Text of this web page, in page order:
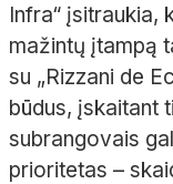
Infra“ įsitraukia,
mažintų įtampą
su „Rizzani de
būdus, įskaitant
subrangovais
prioritetas –